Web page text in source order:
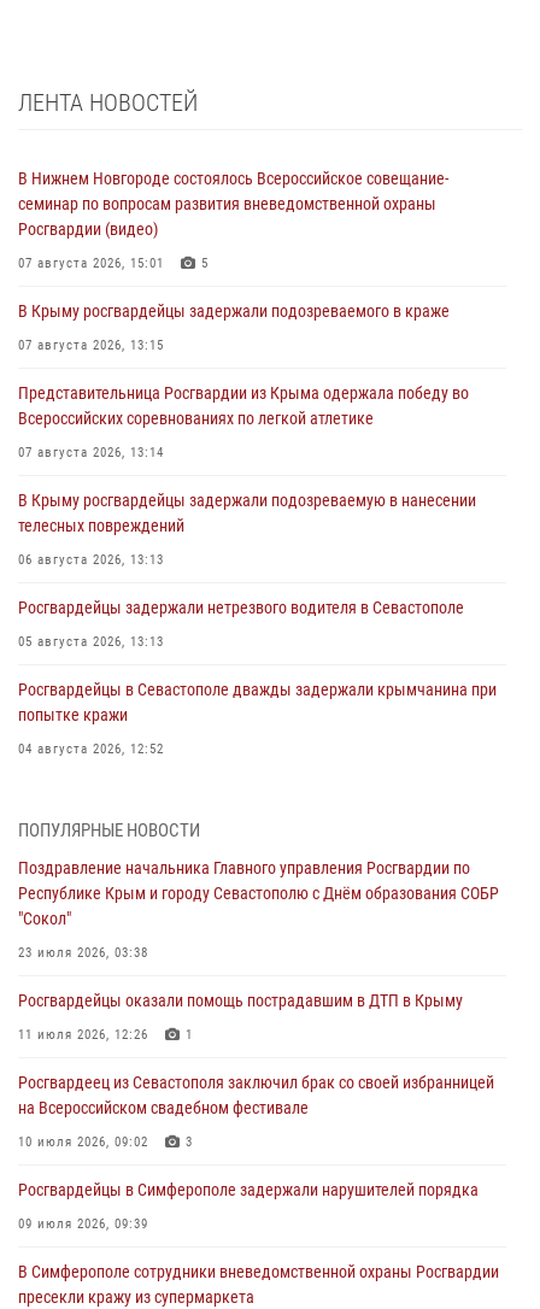
ЛЕНТА НОВОСТЕЙ
В Нижнем Новгороде состоялось Всероссийское совещание-
семинар по вопросам развития вневедомственной охраны
Росгвардии (видео)
07 августа 2026, 15:01 5
В Крыму росгвардейцы задержали подозреваемого в краже
07 августа 2026, 13:15
Представительница Росгвардии из Крыма одержала победу во
Всероссийских соревнованиях по легкой атлетике
07 августа 2026, 13:14
В Крыму росгвардейцы задержали подозреваемую в нанесении
телесных повреждений
06 августа 2026, 13:13
Росгвардейцы задержали нетрезвого водителя в Севастополе
05 августа 2026, 13:13
Росгвардейцы в Севастополе дважды задержали крымчанина при
попытке кражи
04 августа 2026, 12:52
мужчину
Росгвардия в Крыму и Севастополе задержала ряд
правонарушителей
03 августа 2026, 14:08
В Симферополе росгвардейцы задержали гражданина,
подозреваемого в совершении серии краж
Росгвардейцы оперативно задержали нарушителя на охраняемом
объекте в Севастополе
ПОПУЛЯРНЫЕ НОВОСТИ
Поздравление начальника Главного управления Росгвардии по
Республике Крым и городу Севастополю с Днём образования СОБР
"Сокол"
23 июля 2026, 03:38
Росгвардейцы оказали помощь пострадавшим в ДТП в Крыму
11 июля 2026, 12:26 1
Росгвардеец из Севастополя заключил брак со своей избранницей
на Всероссийском свадебном фестивале
10 июля 2026, 09:02 3
Росгвардейцы в Симферополе задержали нарушителей порядка
09 июля 2026, 09:39
В Симферополе сотрудники вневедомственной охраны Росгвардии
пресекли кражу из супермаркета